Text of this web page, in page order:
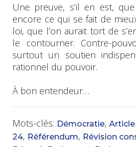
Une preuve, s’il en est,
encore ce qui se fait de
loi, que l’on aurait tort de
le contourner. Contre-
surtout un soutien
rationnel du pouvoir.
À bon entendeur…
Mots-clés: Démocratie, Article
24, Référendum, Révision